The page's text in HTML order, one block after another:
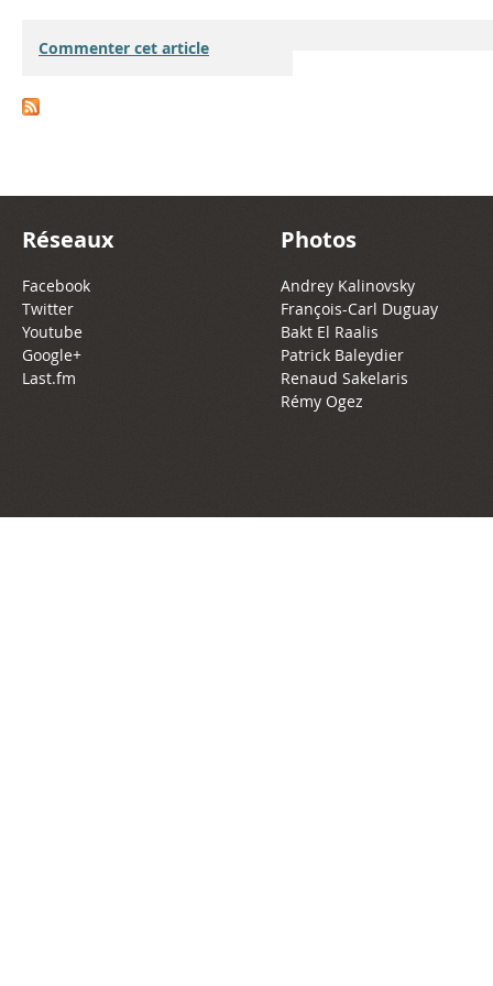
Commenter cet article
Réseaux
Facebook
Twitter
Youtube
Google+
Last.fm
Photos
Andrey Kalinovsky
François-Carl Duguay
Bakt El Raalis
Patrick Baleydier
Renaud Sakelaris
Rémy Ogez